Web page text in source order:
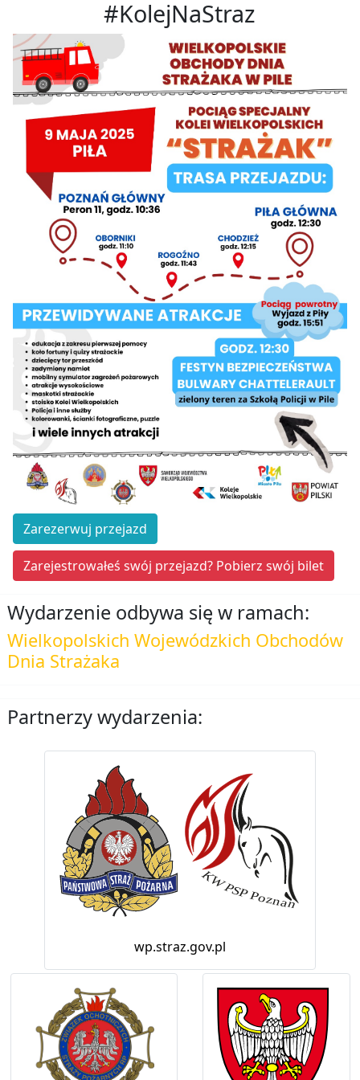
#KolejNaStraz
Zarezerwuj przejazd
Zarejestrowałeś swój przejazd? Pobierz swój bilet
Wydarzenie odbywa się w ramach:
Wielkopolskich Wojewódzkich Obchodów
Dnia Strażaka
Partnerzy wydarzenia:
wp.straz.gov.pl